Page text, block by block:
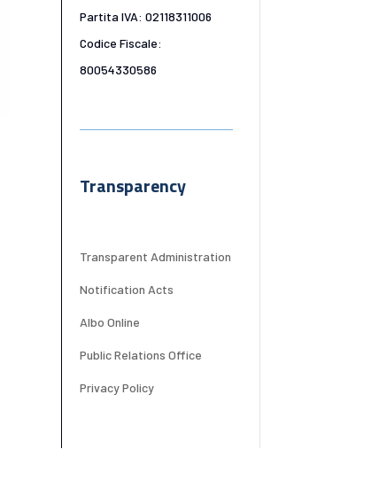
Partita IVA: 02118311006
Codice Fiscale:
80054330586
Transparency
Transparent Administration
Notification Acts
Albo Online
Public Relations Office
Privacy Policy